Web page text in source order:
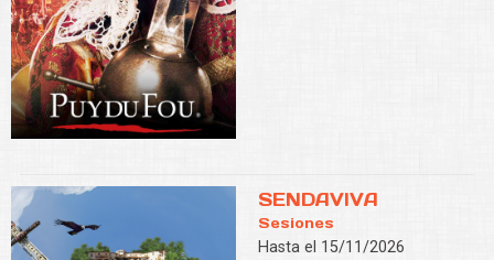
SENDAVIVA
Sesiones
Hasta el 15/11/2026